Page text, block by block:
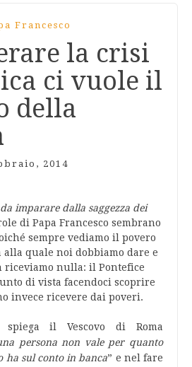
Francesco
la crisi
ci vuole il
della
2014
imparare dalla saggezza dei
di Papa Francesco sembrano
sempre vediamo il povero
alla quale noi dobbiamo dare e
riceviamo nulla: il Pontefice
di vista facendoci scoprire
invece ricevere dai poveri.
il Vescovo di Roma
persona non vale per quanto
ha sul conto in banca” e nel fare